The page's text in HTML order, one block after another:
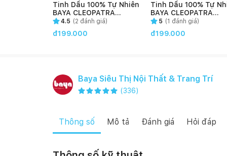
Trang Trí
Tinh Dầu 100% Tự Nhiên
BAYA CLEOPATRA
2000138 Mùi Hương
Thảo, Thanh Lọc Không
Khí, Tạo Cảm Giác Sảng
4.5 (2 đánh giá)
đ199.000
Trang Trí
Tinh Dầu 100% Tự
BAYA CLEOPATRA
2000132 Bạc Hà Thanh
Lọc Không Khí, Tạo
Giác Sảng Khoái Thư
5 (1 đánh giá)
đ199.000
Baya Siêu Thị Nội Thất & Trang Trí
(336)
Thông số Mô tả Đánh giá Hỏi đáp